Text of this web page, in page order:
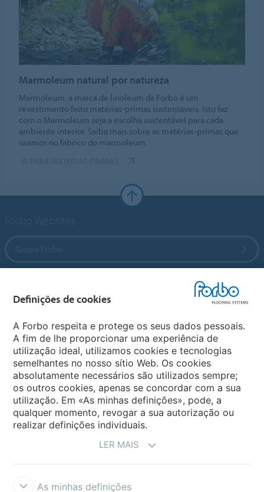
Marmoleum natural por natureza
Marmoleum, a marca de linoleum da Forbo é um
revestimento feito matérias-primas sustentáveis. Isto faz
com o Marmoleum seja a escolha sustentável para cada
ambiente interior. Saiba mais sobre as matérias-primas que
usamos no fabrico do marmoleum.
Sites Forbo
Selecione o país
Definições de cookies
A Forbo respeita e protege os seus dados pessoais.
A fim de lhe proporcionar uma experiência de
utilização ideal, utilizamos cookies e tecnologias
semelhantes no nosso sítio Web. Os cookies
absolutamente necessários são utilizados sempre;
os outros cookies, apenas se concordar com a sua
utilização. Em «As minhas definições», pode, a
qualquer momento, revogar a sua autorização ou
realizar definições individuais.
LER MAIS
As minhas definições